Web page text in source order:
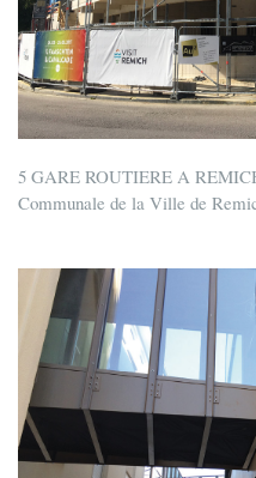
5 GARE ROUTIERE A
Communale de la Ville de